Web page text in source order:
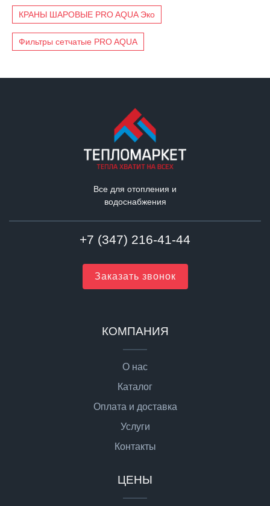
КРАНЫ ШАРОВЫЕ PRO AQUA Эко
Фильтры сетчатые PRO AQUA
Все для отопления и
водоснабжения
+7 (347) 216-41-44
Заказать звонок
КОМПАНИЯ
О нас
Каталог
Оплата и доставка
Услуги
Контакты
ЦЕНЫ